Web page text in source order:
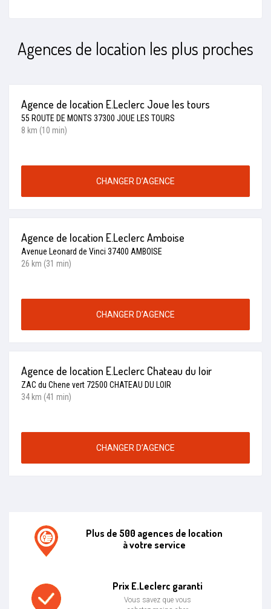
Agences de location les plus proches
Agence de location E.Leclerc Joue les tours
55 ROUTE DE MONTS 37300 JOUE LES TOURS
8 km (10 min)
CHANGER D’AGENCE
Agence de location E.Leclerc Amboise
Avenue Leonard de Vinci 37400 AMBOISE
26 km (31 min)
CHANGER D’AGENCE
Agence de location E.Leclerc Chateau du loir
ZAC du Chene vert 72500 CHATEAU DU LOIR
34 km (41 min)
CHANGER D’AGENCE
Plus de 500 agences de location
à votre service
Prix E.Leclerc garanti
Vous savez que vous